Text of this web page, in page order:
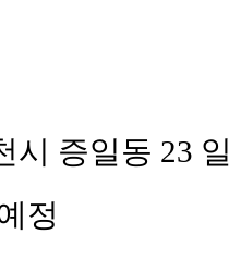
시 증일동 23
정